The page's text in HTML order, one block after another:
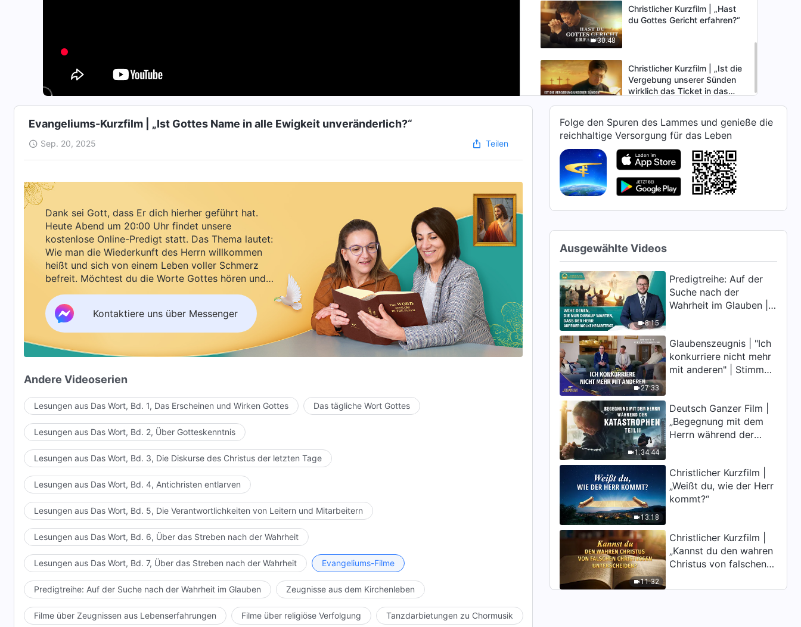
30:48
Christlicher Kurzfilm | „Hast
du Gottes Gericht erfahren?“
Christlicher Kurzfilm | „Ist die
Vergebung unserer Sünden
wirklich das Ticket in das
Evangeliums-Kurzfilm | „Ist Gottes Name in alle Ewigkeit unveränderlich?“
Sep. 20, 2025 Teilen
Dank sei Gott, dass Er dich hierher geführt hat.
Heute Abend um 20:00 Uhr findet unsere
kostenlose Online-Predigt statt. Das Thema lautet:
Wie man die Wiederkunft des Herrn willkommen
heißt und sich von einem Leben voller Schmerz
befreit. Möchtest du die Worte Gottes hören und
Segen empfangen?
Kontaktiere uns über Messenger
Andere Videoserien
Lesungen aus Das Wort, Bd. 1, Das Erscheinen und Wirken Gottes Das tägliche Wort Gottes
Lesungen aus Das Wort, Bd. 2, Über Gotteskenntnis
Lesungen aus Das Wort, Bd. 3, Die Diskurse des Christus der letzten Tage
Lesungen aus Das Wort, Bd. 4, Antichristen entlarven
Lesungen aus Das Wort, Bd. 5, Die Verantwortlichkeiten von Leitern und Mitarbeitern
Lesungen aus Das Wort, Bd. 6, Über das Streben nach der Wahrheit
Lesungen aus Das Wort, Bd. 7, Über das Streben nach der Wahrheit Evangeliums-Filme
Predigtreihe: Auf der Suche nach der Wahrheit im Glauben Zeugnisse aus dem Kirchenleben
Filme über Zeugnissen aus Lebenserfahrungen Filme über religiöse Verfolgung Tanzdarbietungen zu Chormusik
Folge den Spuren des Lammes und genieße die
reichhaltige Versorgung für das Leben
Ausgewählte Videos
8:15
Predigtreihe: Auf der
Suche nach der
Wahrheit im Glauben |
der Herr auf einer
Wolke herabsteigt
27:33
Glaubenszeugnis | "Ich
konkurriere nicht mehr
mit anderen" | Stimmen
1:34:44
Deutsch Ganzer Film |
„Begegnung mit dem
Herrn während der
Endzeit kommen. Wie
können wir in das
Königreich Gottes
13:18
Christlicher Kurzfilm |
„Weißt du, wie der Herr
kommt?“
11:32
Christlicher Kurzfilm |
„Kannst du den wahren
Christus von falschen
unterscheiden?“